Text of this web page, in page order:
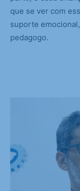
que se ver com
suporte
pedagogo.